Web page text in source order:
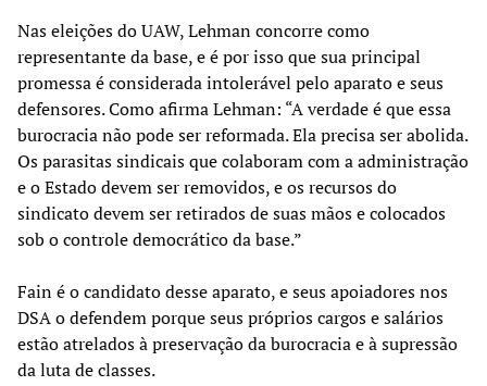
Nas eleições do UAW, Lehman concorre como
representante da base, e é por isso que sua principal
promessa é considerada intolerável pelo aparato e seus
defensores. Como afirma Lehman: “A verdade é que essa
burocracia não pode ser reformada. Ela precisa ser abolida.
Os parasitas sindicais que colaboram com a administração
e o Estado devem ser removidos, e os recursos do
sindicato devem ser retirados de suas mãos e colocados
sob o controle democrático da base.”
Fain é o candidato desse aparato, e seus apoiadores nos
DSA o defendem porque seus próprios cargos e salários
estão atrelados à preservação da burocracia e à supressão
da luta de classes.